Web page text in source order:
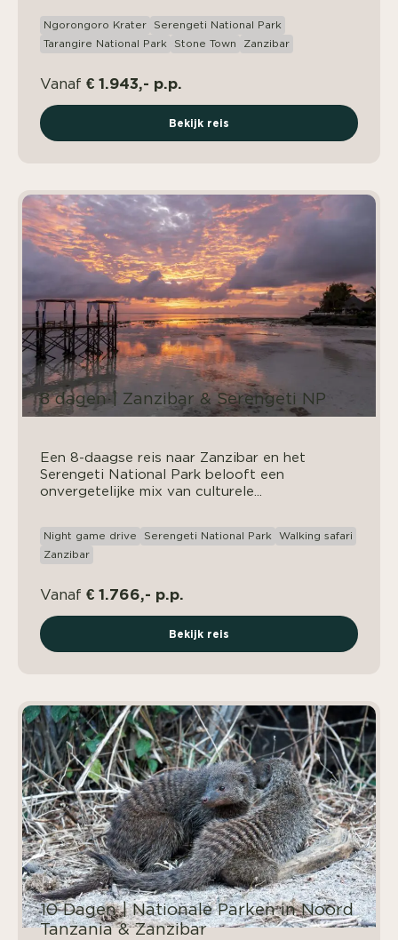
Ngorongoro Krater
Serengeti National Park
Tarangire National Park
Stone Town Zanzibar
Vanaf € 1.943,- p.p.
Bekijk reis
8 dagen | Zanzibar & Serengeti NP
Een 8-daagse reis naar Zanzibar en het
Serengeti National Park belooft een
onvergetelijke mix van culturele...
Night game drive Serengeti National Park
Walking safari
Zanzibar
Vanaf € 1.766,- p.p.
Bekijk reis
10 Dagen | Nationale Parken in Noord
Tanzania & Zanzibar